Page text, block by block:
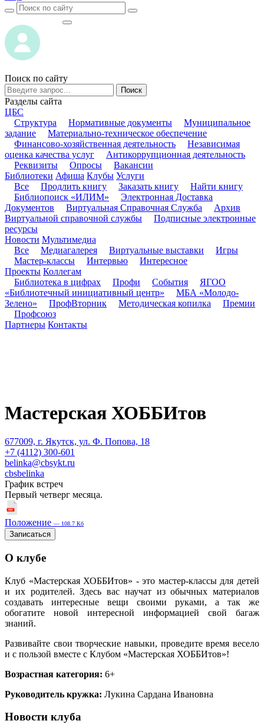
Поиск по сайту
Поиск
Разделы сайта
ЦБС
Структура
Нормативные документы
Муниципальное
задание
Материально-техническое обеспечение
Финансово-хозяйственная деятельность
Независимая
оценка качества услуг
Антикоррупционная деятельность
Реквизиты
Опросы
Вакансии
Библиотеки Афиша Клубы Услуги
Все
Продлить книгу Заказать книгу
Найти книгу
Библиопоиск «ИЛИМ»
Электронная Доставка
Документов
Виртуальная Справочная Служба
Архив
Виртуальной справочной службы
Подписные электронные
ресурсы
Новости Мультимедиа
Все
Медиагалерея Виртуальные выставки
Игры
Мастер-классы
Интервью
Интересное
Проекты Коллегам
Библиотека в цифрах
Профи События
ЯГОО
«Библиотечный инициативный центр»
МБА «Молодо-
Зелено»
ПрофВторник Методическая копилка
Премии
Профсоюз
Партнеры Контакты
Мастерская ХОББИтов
677009, г. Якутск, ул. Ф. Попова, 18
+7 (4112) 300-601
belinka@cbsykt.ru
cbsbelinka
График встреч
Первый четверг месяца.
Положение — 108.7 Кб
Записаться
О клубе
Клуб «Мастерская ХОББИтов» - это мастер-классы для детей
и их родителей. Здесь вас научат из обычных материалов
создавать интересные вещи своими руками, а так же
обогатите новой интересной информацией свой багаж
знаний.
Развивайте свои творческие навыки, проведите время весело
и с пользой вместе с Клубом «Мастерская ХОББИтов»!
Возрастная категория: 6+
Руководитель кружка: Лукина Сардана Ивановна
Новости клуба